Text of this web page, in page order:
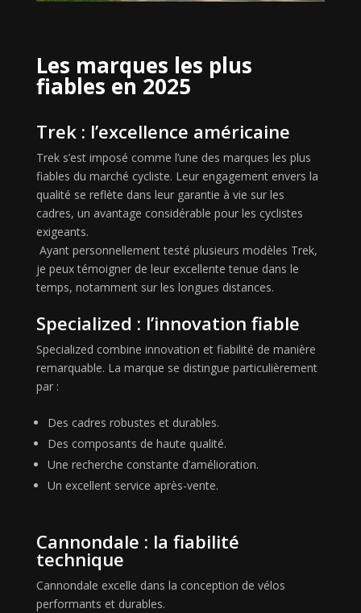
Les marques les plus
fiables en 2025
Trek : l’excellence américaine
Trek s’est imposé comme l’une des marques les plus
fiables du marché cycliste. Leur engagement envers la
qualité se reflète dans leur garantie à vie sur les
cadres, un avantage considérable pour les cyclistes
exigeants.
Ayant personnellement testé plusieurs modèles Trek,
je peux témoigner de leur excellente tenue dans le
temps, notamment sur les longues distances.
Specialized : l’innovation fiable
Specialized combine innovation et fiabilité de manière
remarquable. La marque se distingue particulièrement
par :
Des cadres robustes et durables.
Des composants de haute qualité.
Une recherche constante d’amélioration.
Un excellent service après-vente.
Cannondale : la fiabilité
technique
Cannondale excelle dans la conception de vélos
performants et durables.